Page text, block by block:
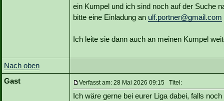
ein Kumpel und ich sind noch auf der Suche
bitte eine Einladung an ulf.portner@gmail.com
Ich leite sie dann auch an meinen Kumpel
Nach oben
Gast
Verfasst am: 28 Mai 2026 09:15 Titel:
Ich wäre gerne bei eurer Liga dabei, falls